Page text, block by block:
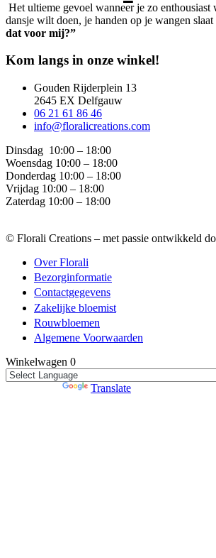
Het ultieme gevoel wanneer je zo enthousiast
dansje wilt doen, je handen op je wangen slaat
dat voor mij?”
Kom langs in onze winkel!
Gouden Rijderplein 13
2645 EX Delfgauw
06 21 61 86 46
info@floralicreations.com
Dinsdag 10:00 – 18:00
Woensdag 10:00 – 18:00
Donderdag 10:00 – 18:00
Vrijdag 10:00 – 18:00
Zaterdag 10:00 – 18:00
© Florali Creations – met passie ontwikkeld
Over Florali
Bezorginformatie
Contactgegevens
Zakelijke bloemist
Rouwbloemen
Algemene Voorwaarden
Winkelwagen 0
Translate